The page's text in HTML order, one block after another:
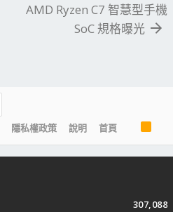
AMD Ryzen C7 智慧型手機
SoC 規格曝光
隱私權政策 說明 首頁
R
S
S
307,088